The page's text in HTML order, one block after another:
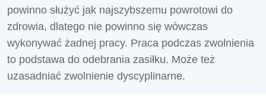
powinno służyć jak najszybszemu powrotowi do
zdrowia, dlatego nie powinno się wówczas
wykonywać żadnej pracy. Praca podczas zwolnienia
to podstawa do odebrania zasiłku. Może też
uzasadniać zwolnienie dyscyplinarne.